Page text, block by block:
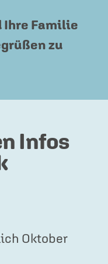
Ihre Familie
zu
Infos
Oktober